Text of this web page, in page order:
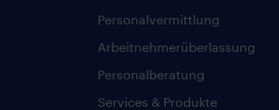
Personalvermittlung
Arbeitnehmerüberlassung
Personalberatung
Services & Produkte